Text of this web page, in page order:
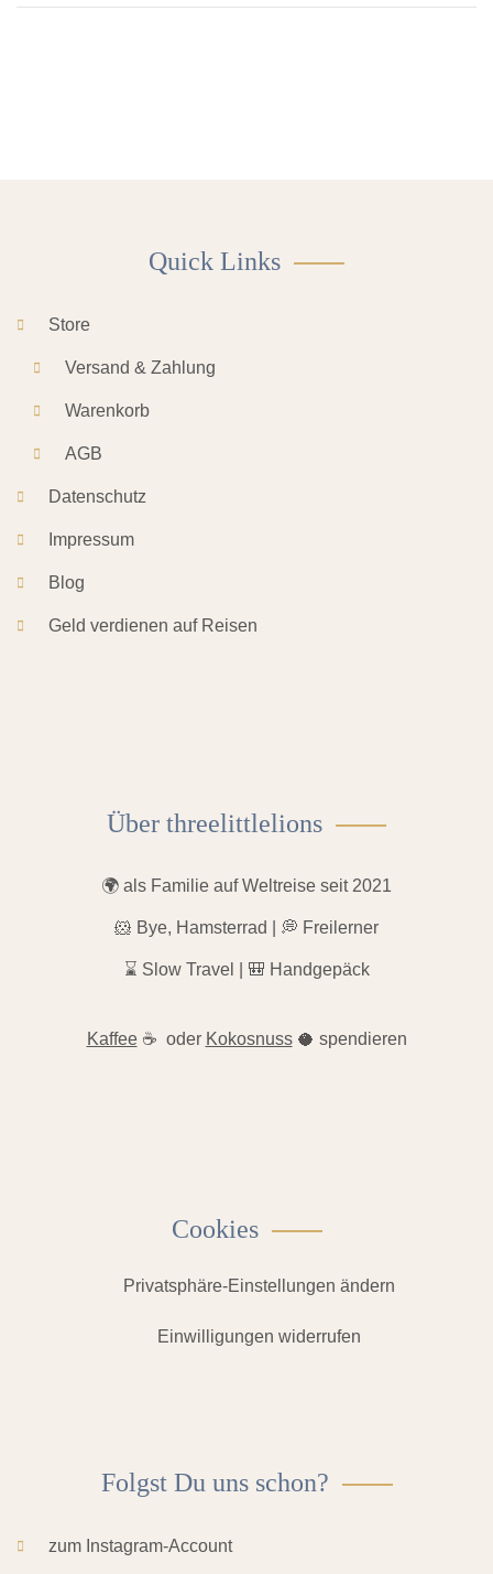
Quick Links
Store
Versand & Zahlung
Warenkorb
AGB
Datenschutz
Impressum
Blog
Geld verdienen auf Reisen
Über threelittlelions
🌍 als Familie auf Weltreise seit 2021
🐹 Bye, Hamsterrad | 💭 Freilerner
⌛️ Slow Travel | 🎒 Handgepäck
Kaffee☕ oder Kokosnuss🥥 spendieren
Cookies
Privatsphäre-Einstellungen ändern
Einwilligungen widerrufen
Folgst Du uns schon?
zum Instagram-Account